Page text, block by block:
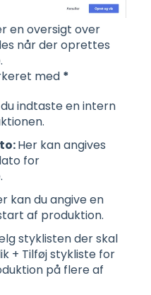
en oversigt over
når der oprettes
med *
indtaste en intern
Her kan angives
for
kan du angive en
af produktion.
styklisten der skal
+ Tilføj stykliste for
på flere af